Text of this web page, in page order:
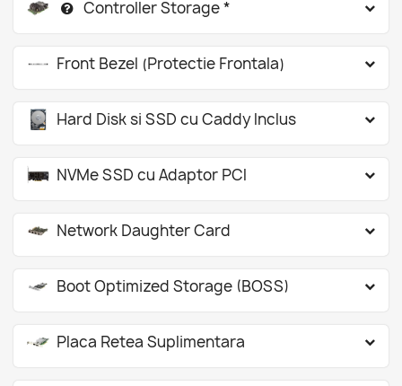
Controller Storage *
Front Bezel (Protectie Frontala)
Hard Disk si SSD cu Caddy Inclus
NVMe SSD cu Adaptor PCI
Network Daughter Card
Boot Optimized Storage (BOSS)
Placa Retea Suplimentara